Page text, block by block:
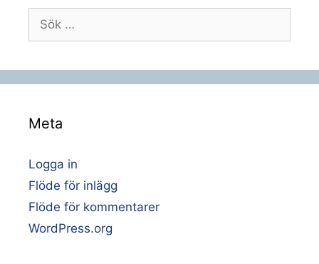
Sök
efter:
Meta
Logga in
Flöde för inlägg
Flöde för kommentarer
WordPress.org